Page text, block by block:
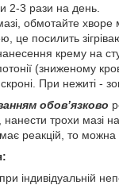
2-3 рази на день.
обмотайте хворе
це посилить
крему на
(зниженому
При нежиті -
обов’язково
трохи мазі
реакцій, то можна
індивідуальній